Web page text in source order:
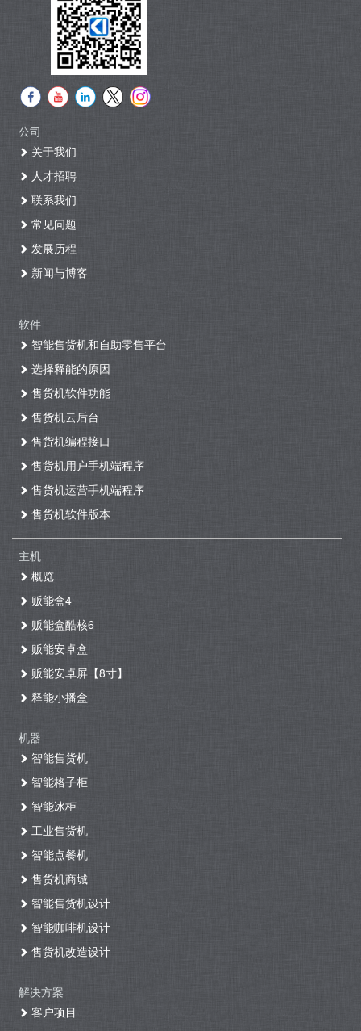
公司
关于我们
人才招聘
联系我们
常见问题
发展历程
新闻与博客
软件
智能售货机和自助零售平台
选择释能的原因
售货机软件功能
售货机云后台
售货机编程接口
售货机用户手机端程序
售货机运营手机端程序
售货机软件版本
主机
概览
贩能盒4
贩能盒酷核6
贩能安卓盒
贩能安卓屏【8寸】
释能小播盒
机器
智能售货机
智能格子柜
智能冰柜
工业售货机
智能点餐机
售货机商城
智能售货机设计
智能咖啡机设计
售货机改造设计
解决方案
客户项目